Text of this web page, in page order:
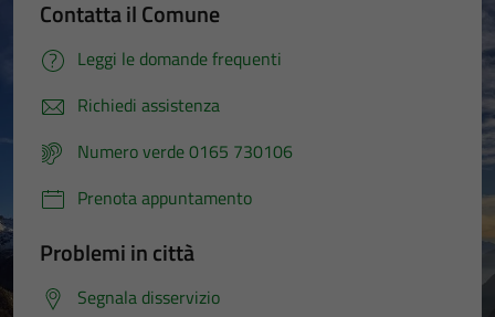
Contatta il Comune
Leggi le domande frequenti
Richiedi assistenza
Numero verde 0165 730106
Prenota appuntamento
Problemi in città
Segnala disservizio